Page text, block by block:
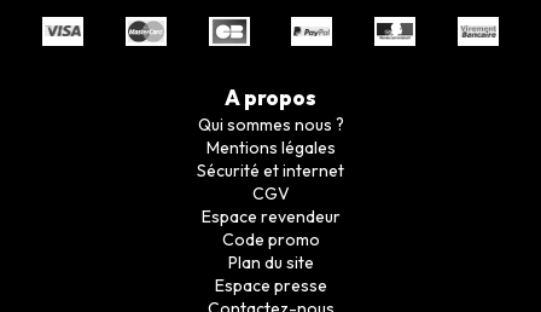
A propos
Qui sommes nous ?
Mentions légales
Sécurité et internet
CGV
Espace revendeur
Code promo
Plan du site
Espace presse